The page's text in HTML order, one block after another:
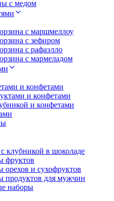
с медом
с маршмеллоу
с зефиром
с рафаэлло
с мармеладом
и конфетами
и конфетами
и конфетами
клубникой в шоколаде
фруктов
и сухофруктов
продуктов для мужчин
наборы